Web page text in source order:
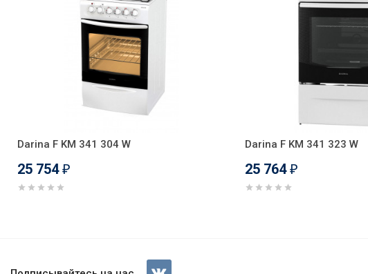
Darina F KM 341 304 W
25 754 ₽
Darina F KM 341 323 W
25 764 ₽
Газовая плита Darina 1 B GM 341 107 W